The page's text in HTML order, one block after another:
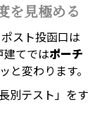
を見極める
スト投函口は
てではポーチ
と変わります。
別テスト」をす